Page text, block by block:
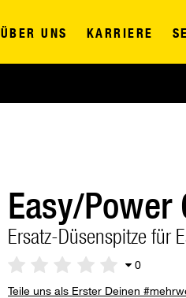
ÜBER UNS KARRIERE
Easy/Power
Ersatz-Düsenspitze für
0
Teile uns als Erster Deinen